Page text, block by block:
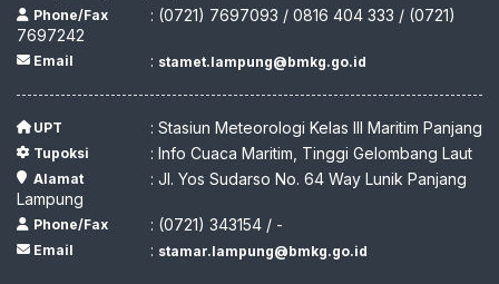
Phone/Fax
: (0721) 7697093 / 0816 404 333 / (0721)
7697242
Email : stamet.lampung@bmkg.go.id
UPT : Stasiun Meteorologi Kelas III Maritim Panjang
Tupoksi : Info Cuaca Maritim, Tinggi Gelombang Laut
Alamat
: Jl. Yos Sudarso No. 64 Way Lunik Panjang
Lampung
Phone/Fax : (0721) 343154 / -
Email : stamar.lampung@bmkg.go.id